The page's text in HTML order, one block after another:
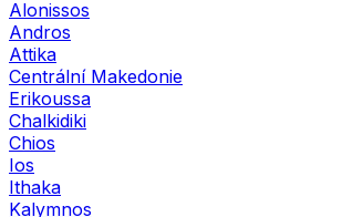
Alonissos
Andros
Attika
Centrální Makedonie
Erikoussa
Chalkidiki
Chios
Ios
Ithaka
Kalymnos